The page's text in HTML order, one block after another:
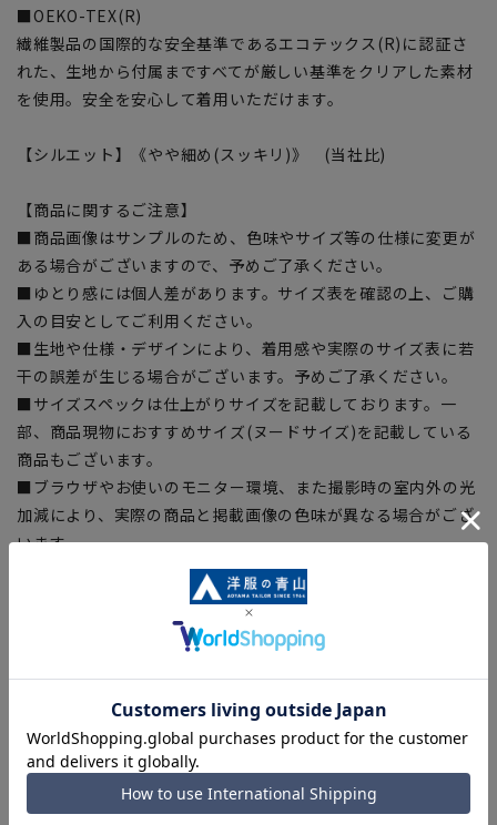
■OEKO-TEX(R)
繊維製品の国際的な安全基準であるエコテックス(R)に認証さ
れた、生地から付属まですべてが厳しい基準をクリアした素材
を使用。安全を安心して着用いただけます。
【シルエット】《やや細め(スッキリ)》 (当社比)
【商品に関するご注意】
■商品画像はサンプルのため、色味やサイズ等の仕様に変更が
ある場合がございますので、予めご了承ください。
■ゆとり感には個人差があります。サイズ表を確認の上、ご購
入の目安としてご利用ください。
■生地や仕様・デザインにより、着用感や実際のサイズ表に若
干の誤差が生じる場合がございます。予めご了承ください。
■サイズスペックは仕上がりサイズを記載しております。一
部、商品現物におすすめサイズ(ヌードサイズ)を記載している
商品もございます。
■ブラウザやお使いのモニター環境、また撮影時の室内外の光
加減により、実際の商品と掲載画像の色味が異なる場合がござ
います。
■店舗や各モールサイトと商品在庫を共有しております関係
上、ご注文いただいたタイミングにより欠品が発生し、ご注文
を完了できない場合がございます。予めご了承ください。
■お急ぎ発送のご注文につきましても、ご注文のタイミングに
よってはお急ぎ発送サービスを選択できない場合がございま